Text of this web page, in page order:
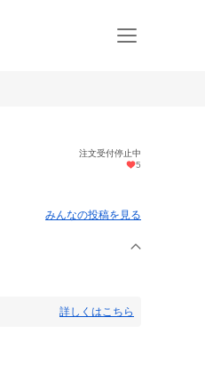
注文受付停止中
5
みんなの投稿を見る
詳しくはこちら